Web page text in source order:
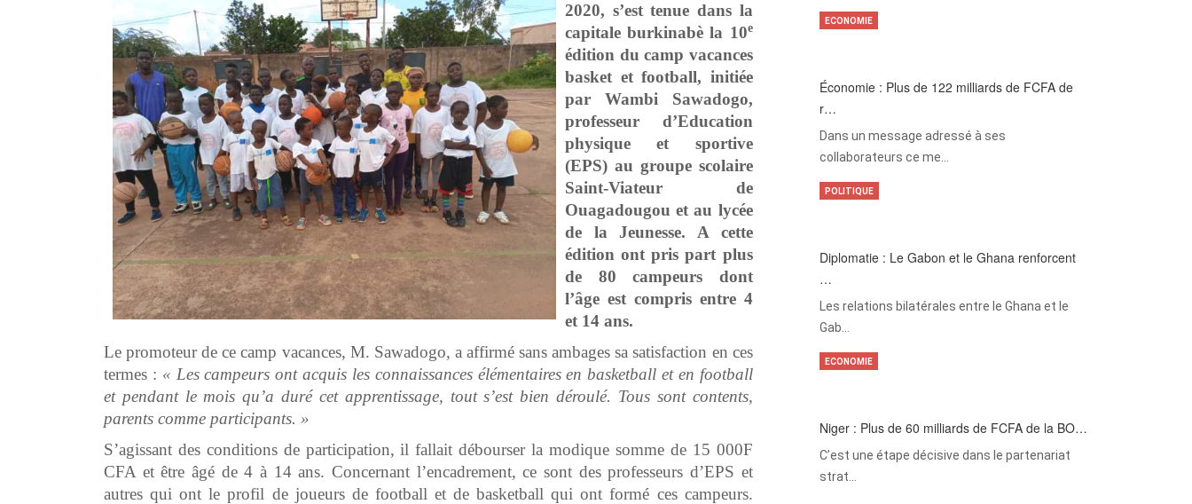
2020, s’est tenue dans la
capitale burkinabè la 10e
édition du camp vacances
basket et football, initiée
par Wambi Sawadogo,
professeur d’Education
physique et sportive
(EPS) au groupe scolaire
Saint-Viateur de
Ouagadougou et au lycée
de la Jeunesse. A cette
édition ont pris part plus
de 80 campeurs dont
l’âge est compris entre 4
et 14 ans.
Le promoteur de ce camp vacances, M. Sawadogo, a affirmé sans ambages sa satisfaction en ces
termes : « Les campeurs ont acquis les connaissances élémentaires en basketball et en football
et pendant le mois qu’a duré cet apprentissage, tout s’est bien déroulé. Tous sont contents,
parents comme participants. »
S’agissant des conditions de participation, il fallait débourser la modique somme de 15 000F
CFA et être âgé de 4 à 14 ans. Concernant l’encadrement, ce sont des professeurs d’EPS et
autres qui ont le profil de joueurs de football et de basketball qui ont formé ces campeurs.
Économie : Plus de 122 milliards de FCFA de
r…
Dans un message adressé à ses
collaborateurs ce me…
ECONOMIE
Diplomatie : Le Gabon et le Ghana renforcent
…
Les relations bilatérales entre le Ghana et le
Gab…
POLITIQUE
Niger : Plus de 60 milliards de FCFA de la BO…
C’est une étape décisive dans le partenariat
strat…
ECONOMIE